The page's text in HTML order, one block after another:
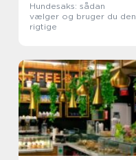
Hundesaks: sådan
vælger og bruger du den
rigtige